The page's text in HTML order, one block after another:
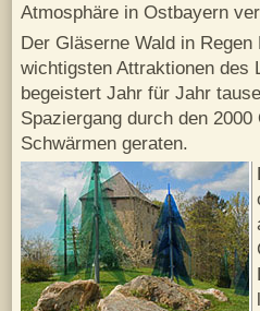
Atmosphäre in Ostbayern
Der Gläserne Wald in
wichtigsten Attraktionen des
begeistert Jahr für Jahr
Spaziergang durch den
Schwärmen geraten.